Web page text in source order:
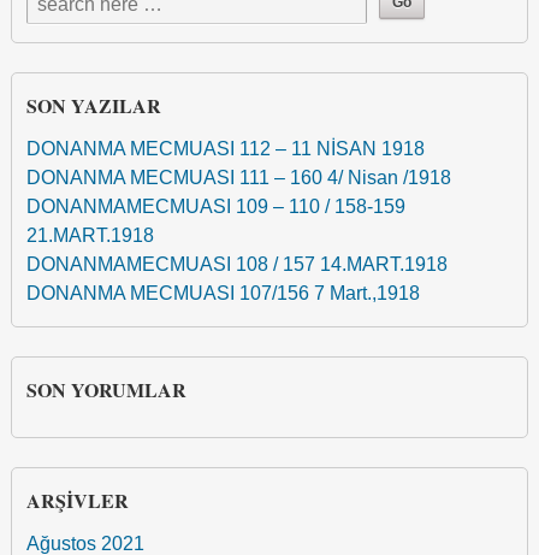
SON YAZILAR
DONANMA MECMUASI 112 – 11 NİSAN 1918
DONANMA MECMUASI 111 – 160 4/ Nisan /1918
DONANMAMECMUASI 109 – 110 / 158-159
21.MART.1918
DONANMAMECMUASI 108 / 157 14.MART.1918
DONANMA MECMUASI 107/156 7 Mart.,1918
SON YORUMLAR
ARŞIVLER
Ağustos 2021